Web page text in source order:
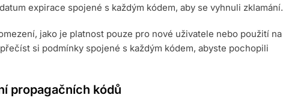
expirace spojené s každým kódem, aby se vyhnuli zklamání.
jako je platnost pouze pro nové uživatele nebo použití na
si podmínky spojené s každým kódem, abyste pochopili
propagačních kódů